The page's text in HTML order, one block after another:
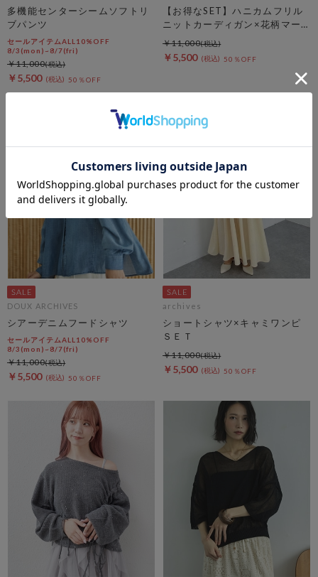
多機能センターシームソフトリ
ブパンツ
セールアイテムALL10%OFF
8/3(mon)~8/7(fri)
￥5,500 50％OFF
￥11,000
【お得なSET】ハニカムフリル
ニットカーディガン×花柄マー
メイドキャミｏｐＳＥＴ
￥5,500 50％OFF
￥11,000
DOUX ARCHIVES
シアーデニムフードシャツ
セールアイテムALL10%OFF
8/3(mon)~8/7(fri)
￥5,500 50％OFF
￥11,000
archives
ショートシャツ×キャミワンピ
ＳＥＴ
￥5,500 50％OFF
￥11,000